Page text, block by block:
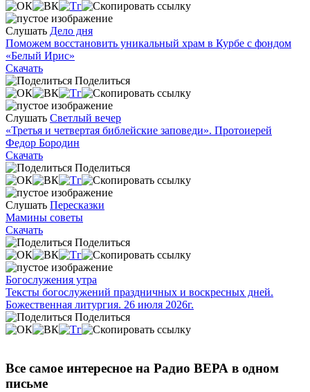
Слушать Дело дня
Поможем восстановить уникальный храм в Курбе с фондом
«Белый Ирис»
Скачать
Поделиться
Слушать Светлый вечер
«Третья и четвертая библейские заповеди». Протоиерей
Федор Бородин
Скачать
Поделиться
Слушать Пересказки
Мамины советы
Скачать
Поделиться
Богослужения утра
Тексты богослужений праздничных и воскресных дней.
Божественная литургия. 26 июля 2026г.
Поделиться
Все самое интересное на Радио ВЕРА в одном
письме